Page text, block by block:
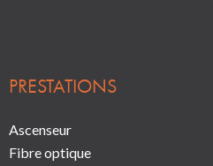
PRESTATIONS
Ascenseur
Fibre optique